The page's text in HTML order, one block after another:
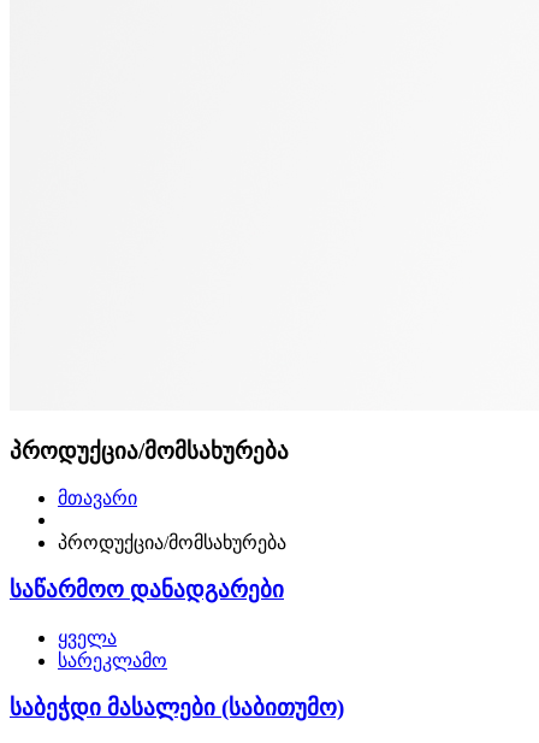
პროდუქცია/მომსახურება
მთავარი
პროდუქცია/მომსახურება
საწარმოო დანადგარები
ყველა
სარეკლამო
საბეჭდი მასალები (საბითუმო)